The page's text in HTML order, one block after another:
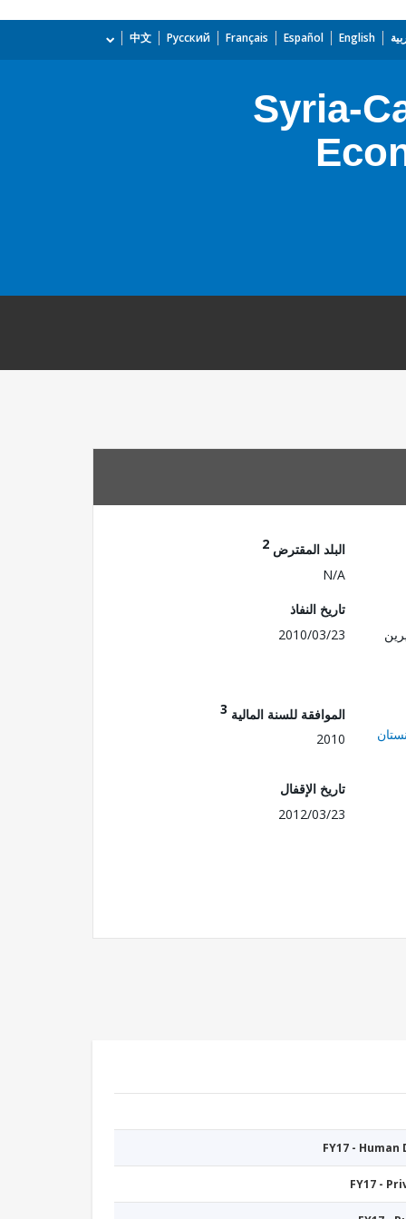
English
Español
Français
Русский
中文
Syria-
البلد المقترض 2
N/A
تاريخ النفاذ
2010/03/23
الموافقة للسنة المالية 3
2010
تاريخ الإقفال
2012/03/23
FY17 -
FY17 -